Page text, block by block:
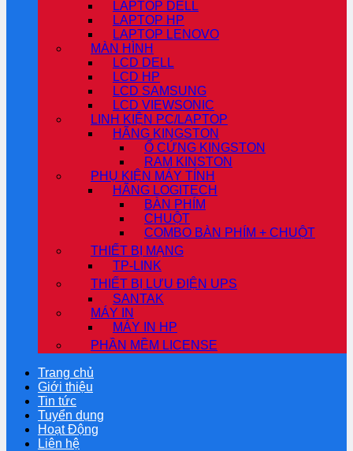
LAPTOP DELL
LAPTOP HP
LAPTOP LENOVO
MÀN HÌNH
LCD DELL
LCD HP
LCD SAMSUNG
LCD VIEWSONIC
LINH KIỆN PC/LAPTOP
HÃNG KINGSTON
Ổ CỨNG KINGSTON
RAM KINSTON
PHỤ KIỆN MÁY TÍNH
HÃNG LOGITECH
BÀN PHÍM
CHUỘT
COMBO BÀN PHÍM + CHUỘT
THIẾT BỊ MẠNG
TP-LINK
THIẾT BỊ LƯU ĐIỆN UPS
SANTAK
MÁY IN
MÁY IN HP
PHẦN MỀM LICENSE
Trang chủ
Giới thiệu
Tin tức
Tuyển dụng
Hoạt Động
Liên hệ